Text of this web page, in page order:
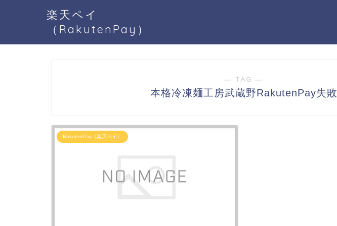
楽天ペイ
（RakutenPay）
― TAG ―
本格冷凍麺工房武蔵野RakutenPay失敗
RakutenPay（楽天ペイ）